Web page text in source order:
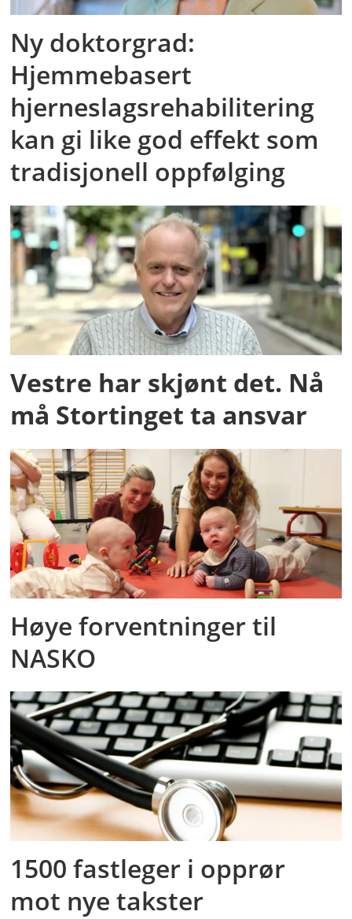
Ny doktorgrad:
Hjemmebasert
hjerneslagsrehabilitering
kan gi like god effekt som
tradisjonell oppfølging
Vestre har skjønt det. Nå
må Stortinget ta ansvar
Høye forventninger til
NASKO
1500 fastleger i opprør
mot nye takster